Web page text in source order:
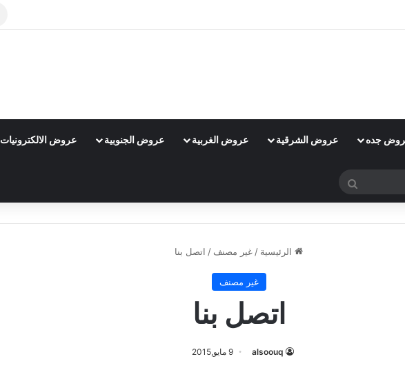
جده عروض الشرقية عروض الغربية عروض الجنوبية عروض الالكترونيات
بحث
الرئيسية / غير مصنف / اتصل بنا
غير مصنف
اتصل بنا
alsoouq 9 مايو,2015